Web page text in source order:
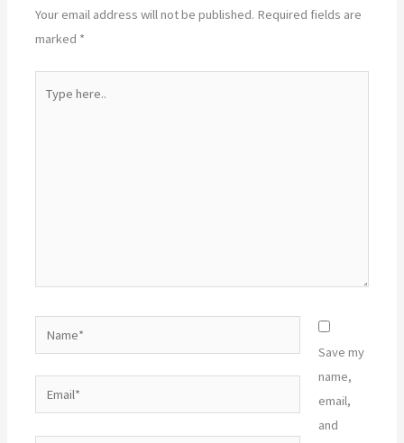
Your email address will not be published. Required fields are
marked *
here..
Save my
name,
email,
and